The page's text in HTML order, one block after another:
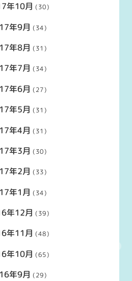
年10月 (30)
年9月 (34)
年8月 (31)
年7月 (34)
年6月 (27)
年5月 (31)
年4月 (31)
年3月 (30)
年2月 (33)
年1月 (34)
年12月 (39)
年11月 (48)
年10月 (65)
年9月 (29)